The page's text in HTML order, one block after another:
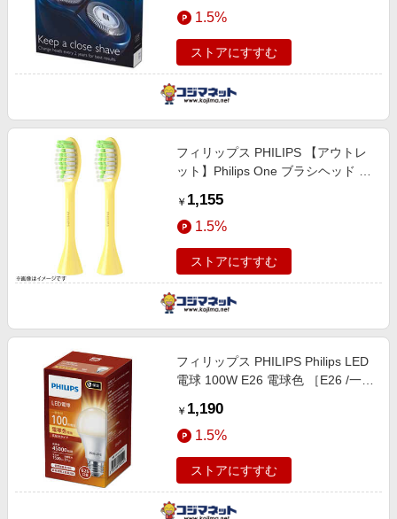
1.5%
ストアにすすむ
フィリップス PHILIPS 【アウトレ
ット】Philips One ブラシヘッド マ
￥ 1,155
1.5%
ストアにすすむ
フィリップス PHILIPS Philips LED
電球 100W E26 電球色 ［E26 /一般
配光タイプ］ LDA11L-G/E/K/1P
￥ 1,190
1.5%
ストアにすすむ